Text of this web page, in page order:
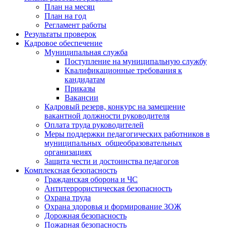
План на месяц
План на год
Регламент работы
Результаты проверок
Кадровое обеспечение
Муниципальная служба
Поступление на муниципальную службу
Квалификационные требования к
кандидатам
Приказы
Вакансии
Кадровый резерв, конкурс на замещение
вакантной должности руководителя
Оплата труда руководителей
Меры поддержки педагогических работников в
муниципальных общеобразовательных
организациях
Защита чести и достоинства педагогов
Комплексная безопасность
Гражданская оборона и ЧС
Антитеррористическая безопасность
Охрана труда
Охрана здоровья и формирование ЗОЖ
Дорожная безопасность
Пожарная безопасность